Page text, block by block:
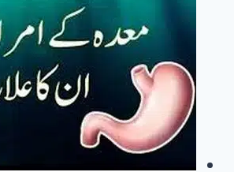
حکمت
کے
سنہری
اصول.